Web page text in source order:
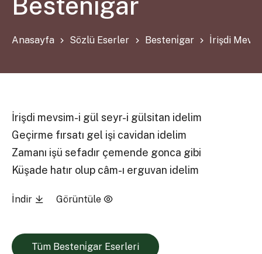
Anasayfa Sözlü Eserler Besteni̇gar İrişdi
İrişdi mevsim-i gül seyr-i gülsitan idelim
Geçirme fırsatı gel işi cavidan idelim
Zamanı işü sefadır çemende gonca gibi
Küşade hatır olup câm-ı erguvan idelim
İndir Görüntüle
Tüm Besteni̇gar Eserleri